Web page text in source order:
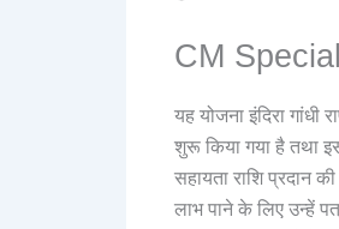
CM
यह योजना इंदिरा गांधी
शुरू किया गया है तथा
सहायता राशि प्रदान
लाभ पाने के लिए उन्हें